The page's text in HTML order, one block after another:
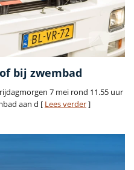
bij zwembad
7 mei rond 11.55 uur
aan d [ Lees verder]